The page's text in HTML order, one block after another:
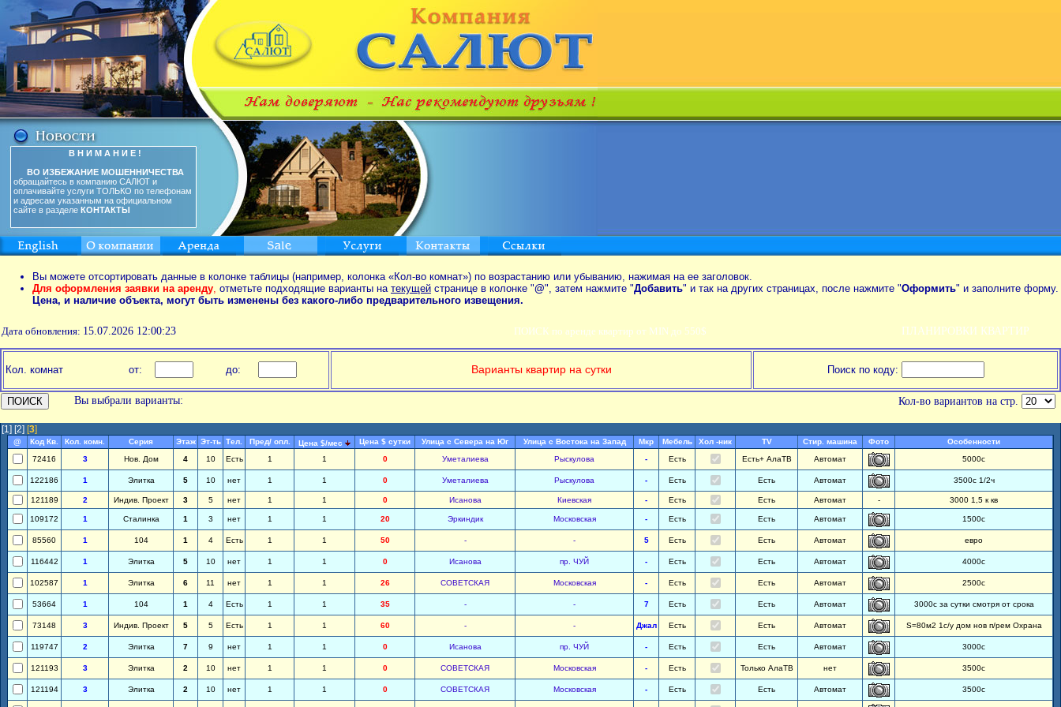
В Н И М А Н И Е !
ВО ИЗБЕЖАНИЕ МОШЕННИЧЕСТВА
обращайтесь в компанию САЛЮТ и
оплачивайте услуги ТОЛЬКО по телефонам
и адресам указанным на официальном
сайте в разделе КОНТАКТЫ
Вы можете отсортировать данные в колонке таблицы (например, колонка «Кол-во комнат») по возрастанию или убыванию, нажимая на ее заголовок.
Для оформления заявки на аренду, отметьте подходящие варианты на текущей странице в колонке "@", затем нажмите "Добавить" и так на других страницах, после нажмите "Оформить" и заполните форму.
Цена, и наличие объекта, могут быть изменены без какого-либо предварительного извещения.
Дата обновления: 15.07.2026 12:00:23 ПОИСК по аренде квартир от MIN до 550$ ПЛАНИРОВКИ КВАРТИР
Кол. комнат от: до: Варианты квартир на сутки Поиск по коду:
Вы выбрали варианты: Кол-во вариантов на стр.
[1] [2] [3]
@ Код Кв. Кол. комн. Серия Этаж Эт-ть Тел. Пред/ опл. Цена $/мес Цена $ сутки Улица с Севера на Юг Улица с Востока на Запад Мкр Мебель Хол -ник TV Стир. машина Фото
Особенности
72416
3 Нов. Дом 4 10 Есть 1 1 0 Уметалиева Рыскулова - Есть Есть+ АлаТВ Автомат 5000с
122186 1 Элитка 5 10 нет 1 1 0 Уметалиева Рыскулова - Есть Есть Автомат 3500с 1/2ч
121189 2 Индив. Проект 3 5 нет 1 1 0 Исанова Киевская - Есть Есть Автомат - 3000 1,5 к кв
109172 1 Сталинка 1 3 нет 1 1 20 Эркиндик Московская - Есть Есть Автомат 1500с
85560 1 104 1 4 Есть 1 1 50 - - 5 Есть Есть Автомат евро
116442 1 Элитка 5 10 нет 1 1 0 Исанова пр. ЧУЙ - Есть Есть Автомат 4000с
102587 1 Элитка 6 11 нет 1 1 26 СОВЕТСКАЯ Московская - Есть Есть Автомат 2500с
53664 1 104 1 4 Есть 1 1 35 - - 7 Есть Есть Автомат 3000с за сутки смотря от срока
73148 3 Индив. Проект 5 5 Есть 1 1 60 - - Джал Есть Есть Автомат S=80м2 1с/у дом нов п/рем Охрана
119747 2 Элитка 7 9 нет 1 1 0 Исанова пр. ЧУЙ - Есть Есть Автомат 3000с
121193 3 Элитка 2 10 нет 1 1 0 СОВЕТСКАЯ Московская - Есть Только АлаТВ нет 3500с
121194 3 Элитка 2 10 нет 1 1 0 СОВЕТСКАЯ Московская - Есть Есть Автомат 3500с